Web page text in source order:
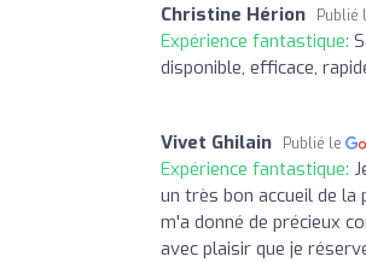
Christine Hérion Publié
Expérience fantastique:
disponible, efficace,
Vivet Ghilain Publié le
Expérience fantastique:
un très bon accueil de
m'a donné de précieux
avec plaisir que je